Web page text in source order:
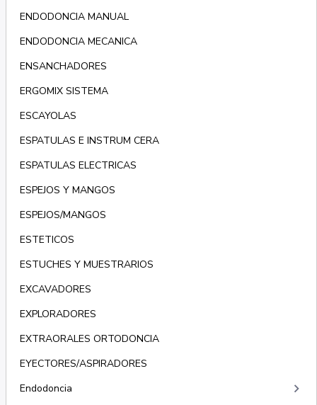
ENDODONCIA MANUAL
ENDODONCIA MECANICA
ENSANCHADORES
ERGOMIX SISTEMA
ESCAYOLAS
ESPATULAS E INSTRUM CERA
ESPATULAS ELECTRICAS
ESPEJOS Y MANGOS
ESPEJOS/MANGOS
ESTETICOS
ESTUCHES Y MUESTRARIOS
EXCAVADORES
EXPLORADORES
EXTRAORALES ORTODONCIA
EYECTORES/ASPIRADORES
Endodoncia
keyboard_arrow_right